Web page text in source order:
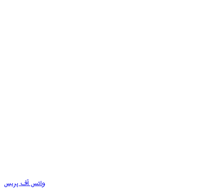
وائس آف پریس